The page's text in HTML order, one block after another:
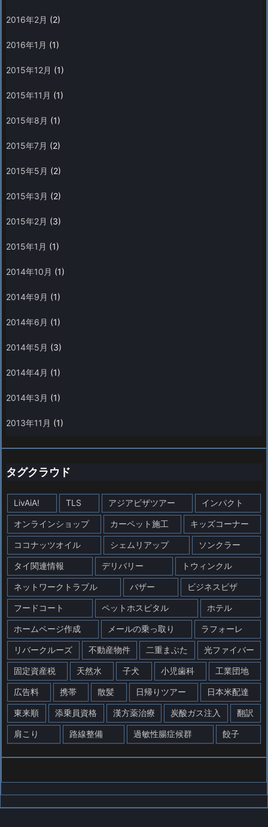
2016年2月 (2)
2016年1月 (1)
2015年12月 (1)
2015年11月 (1)
2015年8月 (1)
2015年7月 (2)
2015年5月 (2)
2015年3月 (2)
2015年2月 (3)
2015年1月 (1)
2014年10月 (1)
2014年9月 (1)
2014年6月 (1)
2014年5月 (3)
2014年4月 (1)
2014年3月 (1)
2013年11月 (1)
タグクラウド
LivAiA! TLS アジアビザツアー インパクト
オンラインショップ カーペット施工 キッズコーナー
ココナッツオイル シェムリアップ ソンクラー
タイ関連情報 デリバリー トウィンクル
ネットワークトラブル バザー ビジネスビザ
フードコート ペットホスピタル ホテル
ホームページ作成 メールの乗っ取り ラフォーレ
リバークルーズ 不動産物件 二重まぶた 光ファイバー
固定資産税 天然水 子犬 小児歯科 工業団地
広告料 携帯 散髪 日帰りツアー 日本米配達
東来順 添乗員資格 漢方薬治療 炭酸ガス注入 翻訳
肩こり 路線整備 過敏性腸症候群 餃子